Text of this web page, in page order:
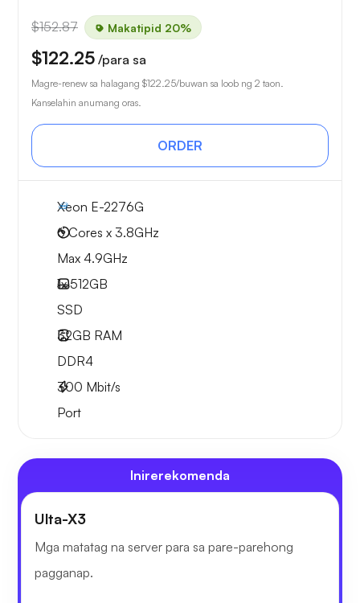
$152.87 Makatipid 20%
$122.25 /para sa
Magre-renew sa halagang $122.25/buwan sa loob ng 2 taon.
Kanselahin anumang oras.
ORDER
Xeon E-2276G
6 Cores x 3.8GHz
Max 4.9GHz
1x512GB
SSD
32GB RAM
DDR4
300 Mbit/s
Port
Inirerekomenda
Ulta-X3
Mga matatag na server para sa pare-parehong
pagganap.